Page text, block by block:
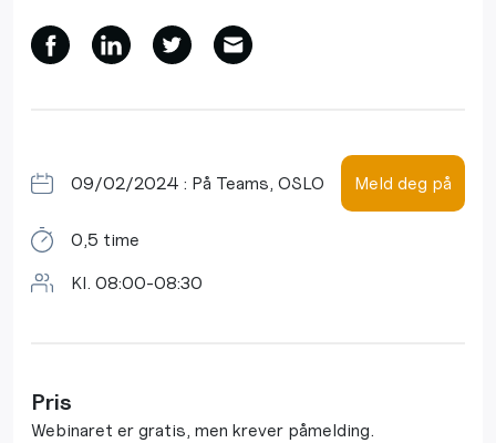
09/02/2024 : På Teams, OSLO Meld deg på
0,5 time
Kl. 08:00-08:30
Pris
Webinaret er gratis, men krever påmelding.